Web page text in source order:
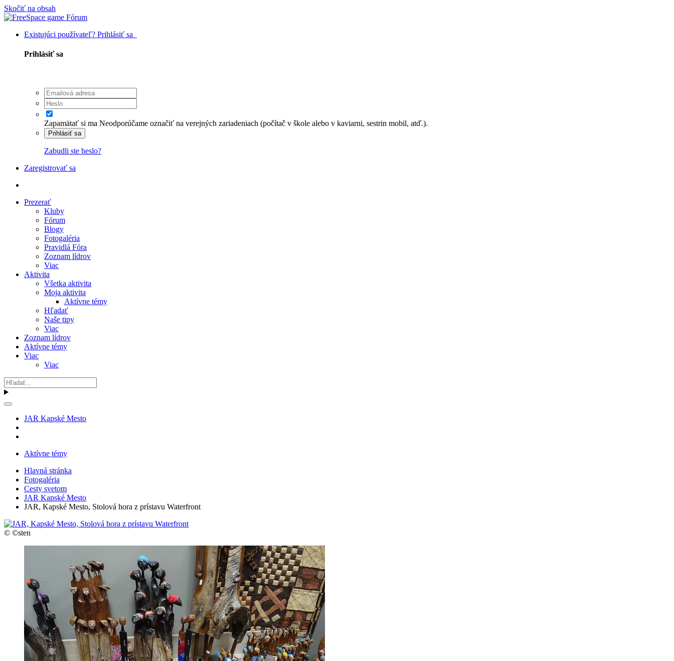
Skočiť na obsah
Existujúci používateľ? Prihlásiť sa
Prihlásiť sa
Zapamätať si ma Neodporúčame označiť na verejných zariadeniach (počítač v škole alebo v kaviarni, sestrin mobil, atď.).
Prihlásiť sa
Zabudli ste heslo?
Zaregistrovať sa
Prezerať
Kluby
Fórum
Blogy
Fotogaléria
Pravidlá Fóra
Zoznam lídrov
Viac
Aktivita
Všetka aktivita
Moja aktivita
Aktívne témy
Hľadať
Naše tipy
Viac
Zoznam lídrov
Aktívne témy
Viac
Viac
JAR Kapské Mesto
Aktívne témy
Hlavná stránka
Fotogaléria
Cesty svetom
JAR Kapské Mesto
JAR, Kapské Mesto, Stolová hora z prístavu Waterfront
© ©sten